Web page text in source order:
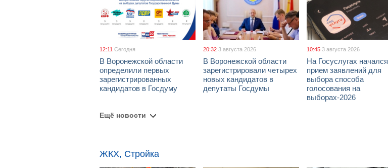
12:11 Сегодня
В Воронежской области
определили первых
зарегистрированных
кандидатов в Госдуму
20:32 3 августа 2026
В Воронежской области
зарегистрировали четырех
новых кандидатов в
депутаты Госдумы
10:45 3 августа 2026
На Госуслугах начался
прием заявлений для
выбора способа
голосования на
выборах-2026
Ещё новости
ЖКХ, Стройка